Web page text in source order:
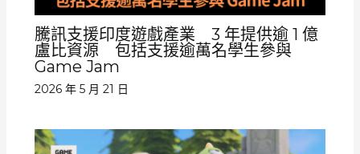
騰訊支援印度遊戲產業 3 年提供逾 1 億
盧比資源 包括支援逾萬名學生參與
Game Jam
2026 年 5 月 21 日